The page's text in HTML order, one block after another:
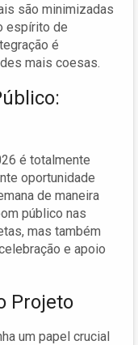
são minimizadas
espírito de
é
mais coesas.
é totalmente
oportunidade
de maneira
público nas
mas também
e apoio
Projeto
um papel crucial